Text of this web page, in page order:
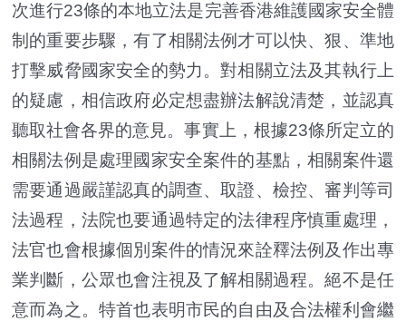
次進行23條的本地立法是完善香港維護國家安全體
制的重要步驟，有了相關法例才可以快、狠、準地
打擊威脅國家安全的勢力。對相關立法及其執行上
的疑慮，相信政府必定想盡辦法解說清楚，並認真
聽取社會各界的意見。事實上，根據23條所定立的
相關法例是處理國家安全案件的基點，相關案件還
需要通過嚴謹認真的調查、取證、檢控、審判等司
法過程，法院也要通過特定的法律程序慎重處理，
法官也會根據個別案件的情況來詮釋法例及作出專
業判斷，公眾也會注視及了解相關過程。絕不是任
意而為之。特首也表明市民的自由及合法權利會繼